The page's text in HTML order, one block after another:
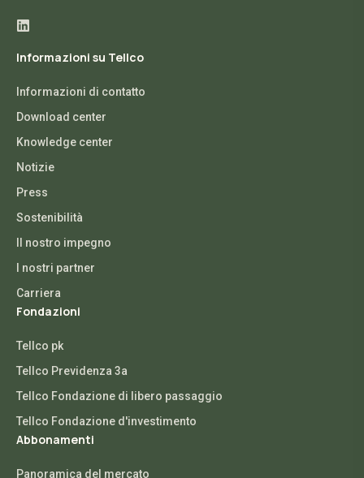
Informazioni su Tellco
Informazioni di contatto
Download center
Knowledge center
Notizie
Press
Sostenibilità
Il nostro impegno
I nostri partner
Carriera
Fondazioni
Tellco pk
Tellco Previdenza 3a
Tellco Fondazione di libero passaggio
Tellco Fondazione d'investimento
Abbonamenti
Panoramica del mercato